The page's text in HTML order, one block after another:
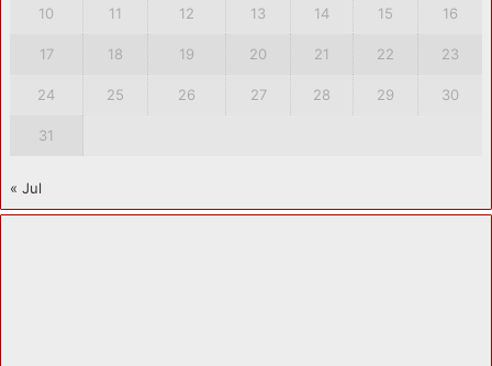
10 11 12 13 14 15 16
17 18 19 20 21 22 23
24 25 26 27 28 29 30
31
« Jul